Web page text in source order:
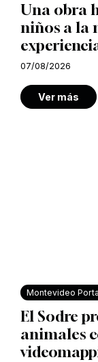
Una obra
niños a la
07/08/2026
Ver más
Montevideo
El Sodre
animales